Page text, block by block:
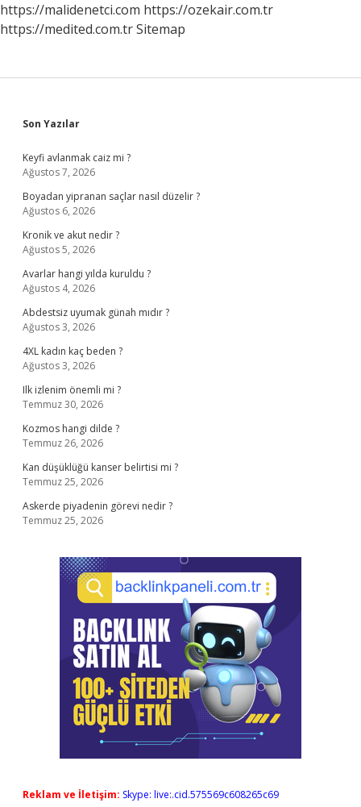
Duyar
https://malidenetci.com https://ozekair.com.tr
https://medited.com.trSitemap
Sidebar
Son Yazılar
Keyfi avlanmak caiz mi ?
Ağustos 7, 2026
Boyadan yipranan saçlar nasıl düzelir ?
Ağustos 6, 2026
Kronik ve akut nedir ?
Ağustos 5, 2026
Avarlar hangi yılda kuruldu ?
Ağustos 4, 2026
Abdestsiz uyumak günah mıdır ?
Ağustos 3, 2026
4XL kadın kaç beden ?
Ağustos 3, 2026
Ilk izlenim önemli mi ?
Temmuz 30, 2026
Kozmos hangi dilde ?
Temmuz 26, 2026
Kan düşüklüğü kanser belirtisi mi ?
Temmuz 25, 2026
Askerde piyadenin görevi nedir ?
Temmuz 25, 2026
Reklam ve İletişim: Skype: live:.cid.575569c608265c69